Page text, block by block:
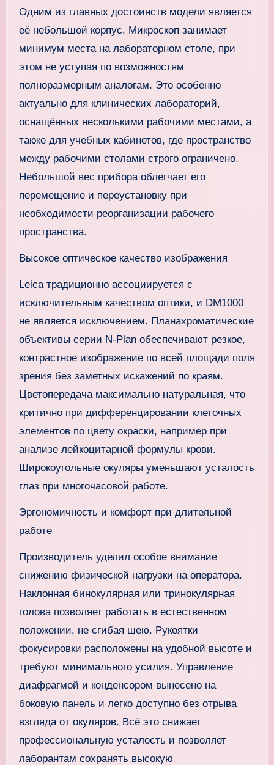
Одним из главных достоинств модели является
её небольшой корпус. Микроскоп занимает
минимум места на лабораторном столе, при
этом не уступая по возможностям
полноразмерным аналогам. Это особенно
актуально для клинических лабораторий,
оснащённых несколькими рабочими местами, а
также для учебных кабинетов, где пространство
между рабочими столами строго ограничено.
Небольшой вес прибора облегчает его
перемещение и переустановку при
необходимости реорганизации рабочего
пространства.
Высокое оптическое качество изображения
Leica традиционно ассоциируется с
исключительным качеством оптики, и DM1000
не является исключением. Планахроматические
объективы серии N-Plan обеспечивают резкое,
контрастное изображение по всей площади поля
зрения без заметных искажений по краям.
Цветопередача максимально натуральная, что
критично при дифференцировании клеточных
элементов по цвету окраски, например при
анализе лейкоцитарной формулы крови.
Широкоугольные окуляры уменьшают усталость
глаз при многочасовой работе.
Эргономичность и комфорт при длительной
работе
Производитель уделил особое внимание
снижению физической нагрузки на оператора.
Наклонная бинокулярная или тринокулярная
голова позволяет работать в естественном
положении, не сгибая шею. Рукоятки
фокусировки расположены на удобной высоте и
требуют минимального усилия. Управление
диафрагмой и конденсором вынесено на
боковую панель и легко доступно без отрыва
взгляда от окуляров. Всё это снижает
профессиональную усталость и позволяет
лаборантам сохранять высокую